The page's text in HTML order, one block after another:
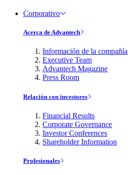
Corporativo
Acerca de Advantech
Información de la compañía
Executive Team
Advantech Magazine
Press Room
Relación con investores
Financial Results
Corporate Governance
Investor Conferences
Shareholder Information
Profesionales